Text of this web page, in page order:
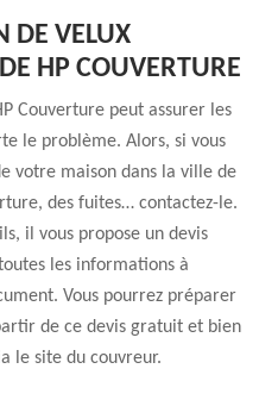
DE VELUX
HP COUVERTURE
Couverture peut assurer les
le problème. Alors, si vous
votre maison dans la ville de
des fuites… contactez-le.
il vous propose un devis
les informations à
Vous pourrez préparer
de ce devis gratuit et bien
le site du couvreur.